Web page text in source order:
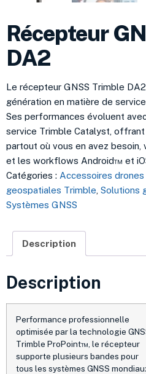
Récepteur
DA2
Le récepteur GNSS Trimble
génération en matière de
Ses performances évoluent
service Trimble Catalyst,
partout où vous en avez besoin,
et les workflows Android™ et
Catégories : Accessoires drones
geospatiales Trimble, Solutions
Systèmes GNSS
Description
Description
Performance professionnelle
optimisée par la technologie
Trimble ProPoint™, le récepteur
supporte plusieurs bandes pour
tous les systèmes GNSS